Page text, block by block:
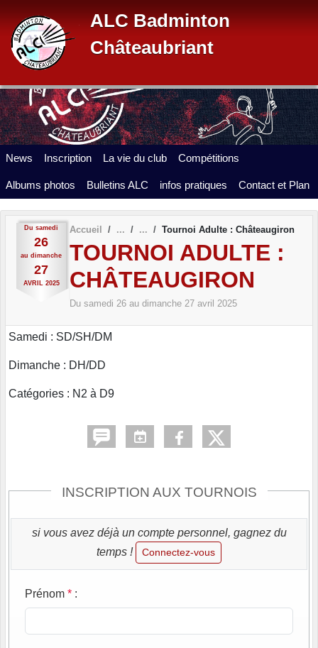
ALC Badminton
Châteaubriant
News Inscription La vie du club Compétitions
Albums photos Bulletins ALC infos pratiques Contact et Plan
Du samedi
26
au dimanche
27
AVRIL 2025
Accueil Tournoi Adulte : Châteaugiron
TOURNOI ADULTE :
CHÂTEAUGIRON
Du samedi 26 au dimanche 27 avril 2025
Samedi : SD/SH/DM
Dimanche : DH/DD
Catégories : N2 à D9
INSCRIPTION AUX TOURNOIS
si vous avez déjà un compte personnel, gagnez du
temps !
Connectez-vous
Prénom * :